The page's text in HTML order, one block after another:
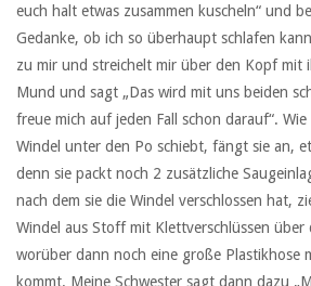
euch halt etwas zusammen kuscheln“ und
Gedanke, ob ich so überhaupt schlafen
zu mir und streichelt mir über den Kopf mit
Mund und sagt „Das wird mit uns beiden
freue mich auf jeden Fall schon darauf“.
Windel unter den Po schiebt, fängt sie an,
denn sie packt noch 2 zusätzliche
nach dem sie die Windel verschlossen hat,
Windel aus Stoff mit Klettverschlüssen über
worüber dann noch eine große Plastikhose
kommt. Meine Schwester sagt dann dazu